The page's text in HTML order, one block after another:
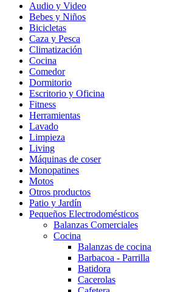
Audio y Video
Bebes y Niños
Bicicletas
Caza y Pesca
Climatización
Cocina
Comedor
Dormitorio
Escritorio y Oficina
Fitness
Herramientas
Lavado
Limpieza
Living
Máquinas de coser
Monopatines
Motos
Otros productos
Patio y Jardín
Pequeños Electrodomésticos
Balanzas Comerciales
Cocina
Balanzas de cocina
Barbacoa - Parrilla
Batidora
Cacerolas